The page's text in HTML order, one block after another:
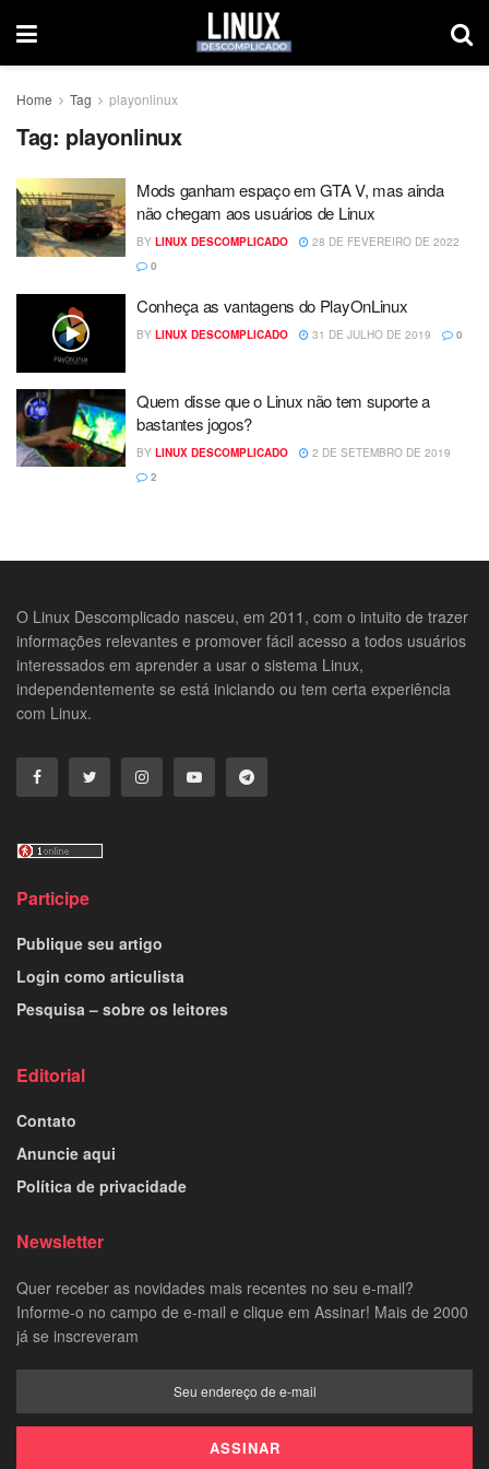
Home Tag playonlinux
Tag: playonlinux
Mods ganham espaço em GTA V, mas ainda
não chegam aos usuários de Linux
BY LINUX DESCOMPLICADO
28 DE FEVEREIRO DE 2022
0
Conheça as vantagens do PlayOnLinux
BY LINUX DESCOMPLICADO 31 DE JULHO DE 2019 0
Quem disse que o Linux não tem suporte a
bastantes jogos?
BY LINUX DESCOMPLICADO
2 DE SETEMBRO DE 2019
2
O Linux Descomplicado nasceu, em 2011, com o intuito de trazer
informações relevantes e promover fácil acesso a todos usuários
interessados em aprender a usar o sistema Linux,
independentemente se está iniciando ou tem certa experiência
com Linux.
Participe
Publique seu artigo
Login como articulista
Pesquisa – sobre os leitores
Editorial
Contato
Anuncie aqui
Política de privacidade
Newsletter
Quer receber as novidades mais recentes no seu e-mail?
Informe-o no campo de e-mail e clique em Assinar! Mais de 2000
já se inscreveram